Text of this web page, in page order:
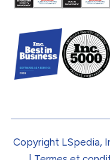
Copyright LSpedia,